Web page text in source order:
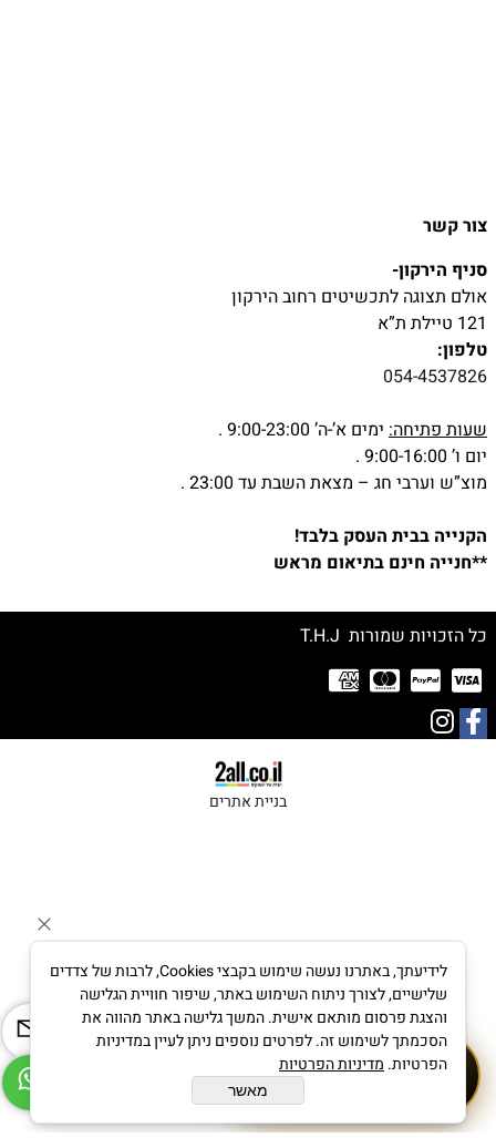
צור קשר
סניף הירקון-
אולם תצוגה לתכשיטים רחוב הירקון
121 טיילת ת”א
טלפון:
054-4537826
שעות פתיחה: ימים א’-ה’ 9:00-23:00 .
יום ו’ 9:00-16:00 .
מוצ”ש וערבי חג – מצאת השבת עד 23:00 .
הקנייה בבית העסק בלבד!
**חנייה חינם בתיאום מראש
כל הזכויות שמורות T.H.J
בניית אתרים
לידיעתך, באתרנו נעשה שימוש בקבצי Cookies, לרבות של צדדים
שלישיים, לצורך ניתוח השימוש באתר, שיפור חוויית הגלישה
והצגת פרסום מותאם אישית. המשך גלישה באתר מהווה את
הסכמתך לשימוש זה. לפרטים נוספים ניתן לעיין במדיניות
הפרטיות. מדיניות הפרטיות
מאשר ☎ לייעוץ תכשיטי יהלומים
054-4537826